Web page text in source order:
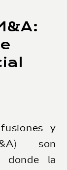
y
son
donde la